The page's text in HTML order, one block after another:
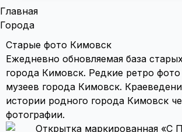
Главная
Города
Старые фото Кимовск
Ежедневно обновляемая база
города Кимовск. Редкие ретро
музеев города Кимовск.
истории родного города Кимовск
фотографии.